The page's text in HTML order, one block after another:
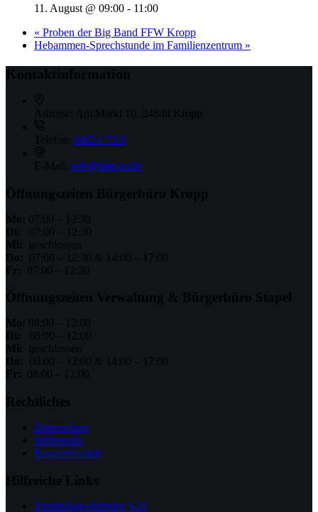
11. August @ 09:00 - 11:00
« Proben der Big Band FFW Kropp
Hebammen-Sprechstunde im Familienzentrum »
Kontaktinformation
Adresse: Am Markt 10, 24848 Kropp
Telefon: 04624 72-0
E-Mail: info@amt-ks.de
Öffnungszeiten Bürgerbüro Kropp
Mo: 07:00 – 12:30
Di:
07:00 – 12:30
Mi:
geschlossen
Do:
07:00 – 12:30 & 14:00 – 17:00
Fr:
07:00 – 12:30
Öffnungszeiten Verwaltung & Bürgerbüro Stapel
Mo: 08:00 – 12:00
Di:
08:00 – 12:00
Mi:
geschlossen
Do:
08:00 – 12:00 & 14:00 – 17:00
Fr:
08:00 – 12:00
Rechtliches
Datenschutz
Impressum
Barrierefreiheit
Hilfreiche Links
Zuständigkeitsfinder S-H